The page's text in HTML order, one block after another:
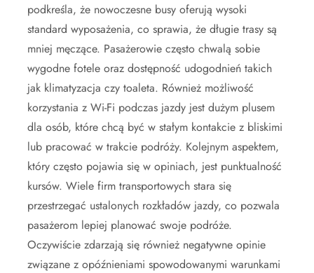
podkreśla, że nowoczesne busy oferują wysoki
standard wyposażenia, co sprawia, że długie trasy są
mniej męczące. Pasażerowie często chwalą sobie
wygodne fotele oraz dostępność udogodnień takich
jak klimatyzacja czy toaleta. Również możliwość
korzystania z Wi-Fi podczas jazdy jest dużym plusem
dla osób, które chcą być w stałym kontakcie z bliskimi
lub pracować w trakcie podróży. Kolejnym aspektem,
który często pojawia się w opiniach, jest punktualność
kursów. Wiele firm transportowych stara się
przestrzegać ustalonych rozkładów jazdy, co pozwala
pasażerom lepiej planować swoje podróże.
Oczywiście zdarzają się również negatywne opinie
związane z opóźnieniami spowodowanymi warunkami